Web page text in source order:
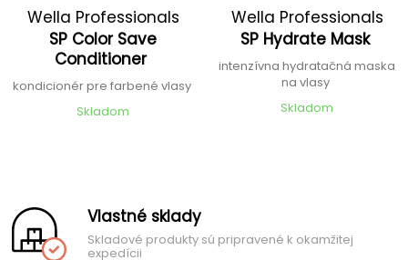
Wella Professionals
SP Color Save
Conditioner
kondicionér pre farbené vlasy
Skladom
Wella Professionals
SP Hydrate Mask
intenzívna hydratačná maska
na vlasy
Skladom
Vlastné sklady
Skladové produkty sú pripravené k okamžitej
expedícii